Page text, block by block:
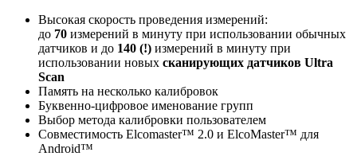
Высокая скорость проведения измерений:
до 70 измерений в минуту при использовании обычных
датчиков и до 140 (!) измерений в минуту при
использовании новых сканирующих датчиков Ultra
Scan
Память на несколько калибровок
Буквенно-цифровое именование групп
Выбор метода калибровки пользователем
Совместимость Elcomaster™ 2.0 и ElcoMaster™ для
Android™